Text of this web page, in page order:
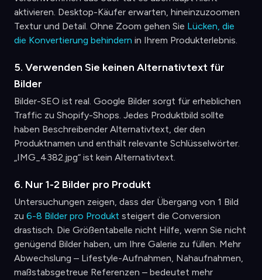
aktivieren. Desktop-Käufer erwarten, hineinzuzoomen
Textur und Detail. Ohne Zoom gehen Sie Lücken, die
die Konvertierung behindern in Ihrem Produkterlebnis.
5. Verwenden Sie keinen Alternativtext für
Bilder
Bilder-SEO ist real. Google Bilder sorgt für erheblichen
Traffic zu Shopify-Shops. Jedes Produktbild sollte
haben Beschreibender Alternativtext, der den
Produktnamen und enthält relevante Schlüsselwörter.
„IMG_4382.jpg“ ist kein Alternativtext.
6. Nur 1-2 Bilder pro Produkt
Untersuchungen zeigen, dass der Übergang von 1 Bild
zu 6-8 Bilder pro Produkt steigert die Conversion
drastisch. Die Größentabelle nicht Hilfe, wenn Sie nicht
genügend Bilder haben, um Ihre Galerie zu füllen. Mehr
Abwechslung – Lifestyle-Aufnahmen, Nahaufnahmen,
maßstabsgetreue Referenzen – bedeutet mehr